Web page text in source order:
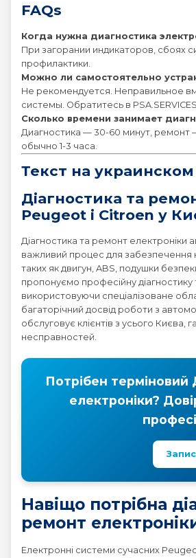
FAQs
Когда нужна диагностика
При загорании индикаторов, сбоях
профилактики.
Можно ли самостоятельно
Не рекомендуется. Неправильное
системы. Обратитесь в PSA.SERVICES.
Сколько времени занимает
Диагностика — 30-60 минут, ремонт
обычно 1-3 часа.
Текст на
Діагностика та
Peugeot і Citroen у
Діагностика та ремонт електроніки
важливий процес для забезпечення
таких як двигун, ABS, подушки
пропонуємо професійну діагностику
використовуючи спеціалізоване
багаторічний досвід роботи з
обслуговує клієнтів з усього Києва,
несправностей.
Потрібен терміновий
електроніки?
Навіщо потрібна
ремонт
Електронні системи сучасних